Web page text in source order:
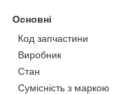
Основні
Код запчастини
Виробник
Стан
Сумісність з маркою